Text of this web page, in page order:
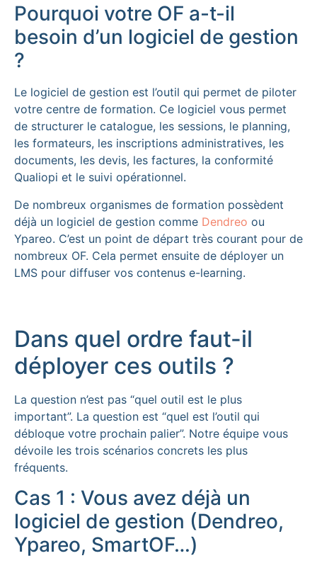
Pourquoi votre OF a-t-il
besoin d’un logiciel de gestion
?
Le logiciel de gestion est l’outil qui permet de piloter
votre centre de formation. Ce logiciel vous permet
de structurer le catalogue, les sessions, le planning,
les formateurs, les inscriptions administratives, les
documents, les devis, les factures, la conformité
Qualiopi et le suivi opérationnel.
De nombreux organismes de formation possèdent
déjà un logiciel de gestion comme Dendreo ou
Ypareo. C’est un point de départ très courant pour de
nombreux OF. Cela permet ensuite de déployer un
LMS pour diffuser vos contenus e-learning.
Dans quel ordre faut-il
déployer ces outils ?
La question n’est pas “quel outil est le plus
important”. La question est “quel est l’outil qui
débloque votre prochain palier”. Notre équipe vous
dévoile les trois scénarios concrets les plus
fréquents.
Cas 1 : Vous avez déjà un
logiciel de gestion (Dendreo,
Ypareo, SmartOF…)